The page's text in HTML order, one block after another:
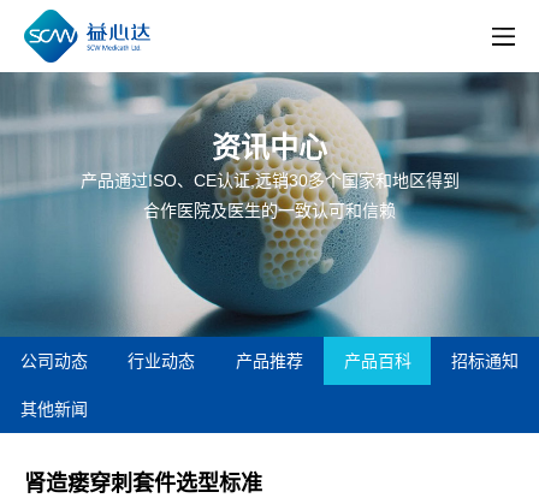
资讯中心
产品通过ISO、CE认证,远销30多个国家和地区得到
合作医院及医生的一致认可和信赖
公司动态 行业动态 产品推荐 产品百科 招标通知
其他新闻
肾造瘘穿刺套件选型标准